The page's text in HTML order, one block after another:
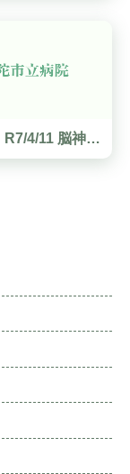
【休診】R7/4/11 脳神経内科からのお知らせ